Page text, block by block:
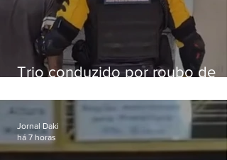
Trio conduzido por roubo de
passagens
Jornal Daki
há 7 horas